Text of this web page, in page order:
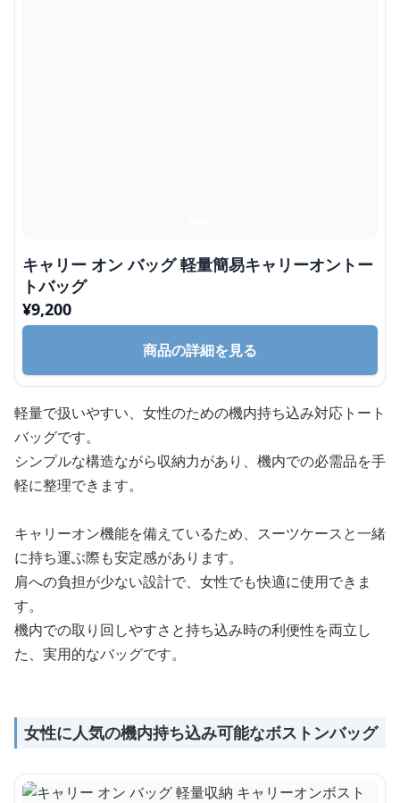
キャリー オン バッグ 軽量簡易キャリーオントー
トバッグ
¥9,200
商品の詳細を見る
軽量で扱いやすい、女性のための機内持ち込み対応トート
バッグです。
シンプルな構造ながら収納力があり、機内での必需品を手
軽に整理できます。
キャリーオン機能を備えているため、スーツケースと一緒
に持ち運ぶ際も安定感があります。
肩への負担が少ない設計で、女性でも快適に使用できま
す。
機内での取り回しやすさと持ち込み時の利便性を両立し
た、実用的なバッグです。
女性に人気の機内持ち込み可能なボストンバッグ